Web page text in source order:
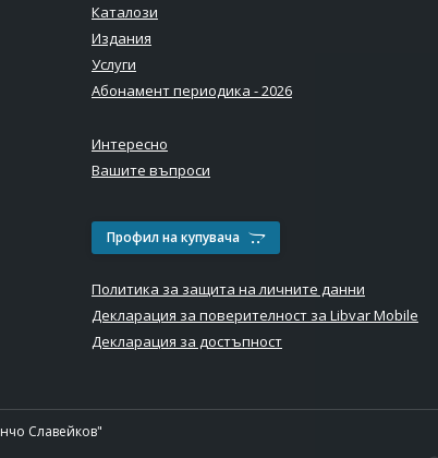
Каталози
Издания
Услуги
Абонамент периодика - 2026
Интересно
Вашите въпроси
Профил на купувача
Политика за защита на личните данни
Декларация за поверителност за Libvar Mobile
Декларация за достъпност
Славейков"